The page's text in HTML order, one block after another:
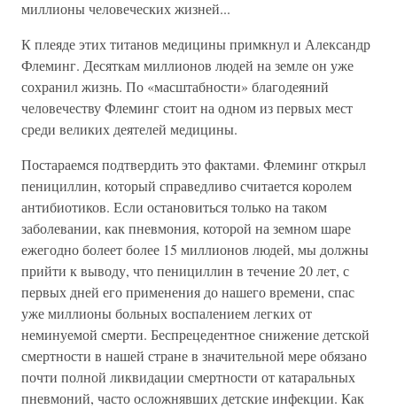
миллионы человеческих жизней...
К плеяде этих титанов медицины примкнул и Александр
Флеминг. Десяткам миллионов людей на земле он уже
сохранил жизнь. По «масштабности» благодеяний
человечеству Флеминг стоит на одном из первых мест
среди великих деятелей медицины.
Постараемся подтвердить это фактами. Флеминг открыл
пенициллин, который справедливо считается королем
антибиотиков. Если остановиться только на таком
заболевании, как пневмония, которой на земном шаре
ежегодно болеет более 15 миллионов людей, мы должны
прийти к выводу, что пенициллин в течение 20 лет, с
первых дней его применения до нашего времени, спас
уже миллионы больных воспалением легких от
неминуемой смерти. Беспрецедентное снижение детской
смертности в нашей стране в значительной мере обязано
почти полной ликвидации смертности от катаральных
пневмоний, часто осложнявших детские инфекции. Как